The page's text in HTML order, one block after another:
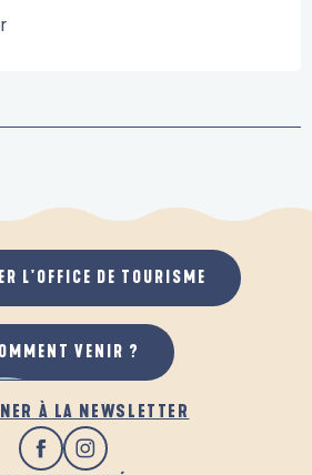
À LA NEWSLETTER
L'OFFICE DE TOURISME
VENIR ?